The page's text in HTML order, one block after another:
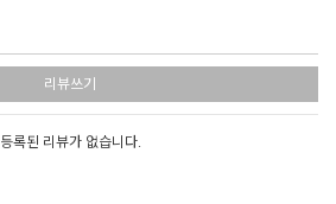
리뷰쓰기
등록된 리뷰가 없습니다.